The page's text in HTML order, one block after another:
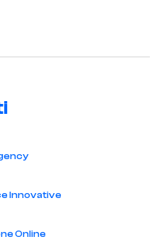
Innovative
Online